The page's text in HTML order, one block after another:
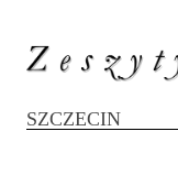
SZCZECIN